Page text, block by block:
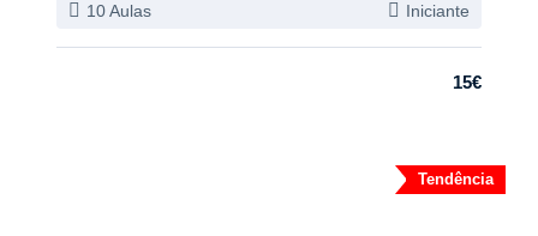
10 Aulas Iniciante
15€
Tendência